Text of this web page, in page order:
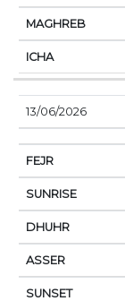
13/06/2026